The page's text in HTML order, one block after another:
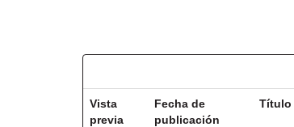
Vista
previa
Fecha de
publicación
Título